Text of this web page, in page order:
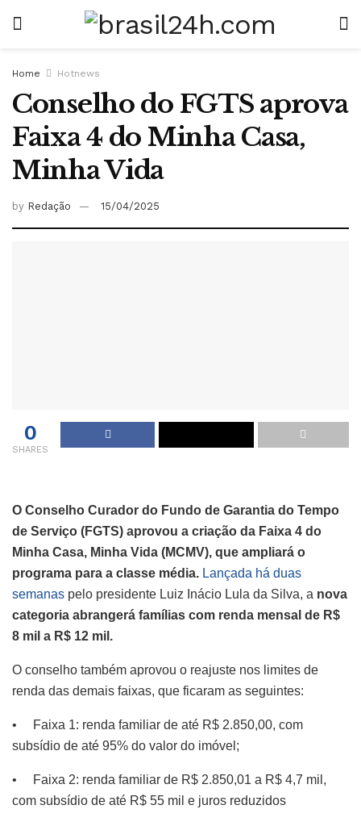
Home Hotnews
Conselho do FGTS aprova
Faixa 4 do Minha Casa,
Minha Vida
by Redação 15/04/2025
0
SHARES
O Conselho Curador do Fundo de Garantia do Tempo
de Serviço (FGTS) aprovou a criação da Faixa 4 do
Minha Casa, Minha Vida (MCMV), que ampliará o
programa para a classe média. Lançada há duas
semanas pelo presidente Luiz Inácio Lula da Silva, a nova
categoria abrangerá famílias com renda mensal de R$
8 mil a R$ 12 mil.
O conselho também aprovou o reajuste nos limites de
renda das demais faixas, que ficaram as seguintes:
• Faixa 1: renda familiar de até R$ 2.850,00, com
subsídio de até 95% do valor do imóvel;
• Faixa 2: renda familiar de R$ 2.850,01 a R$ 4,7 mil,
com subsídio de até R$ 55 mil e juros reduzidos